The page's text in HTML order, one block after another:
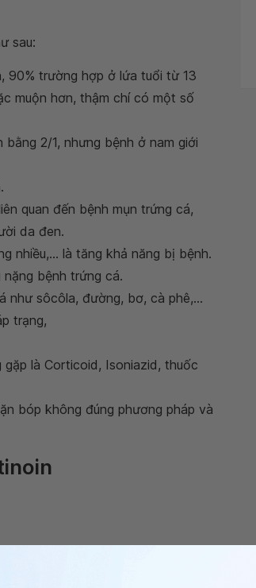
sau:
90% trường hợp ở lứa tuổi từ 13
muộn hơn, thậm chí có một số
2/1, nhưng bệnh ở nam giới
quan đến bệnh mụn trứng cá,
da đen.
nhiều,... là tăng khả năng bị bệnh.
bệnh trứng cá.
sôcôla, đường, bơ, cà phê,...
trạng,
là Corticoid, Isoniazid, thuốc
bóp không đúng phương pháp và